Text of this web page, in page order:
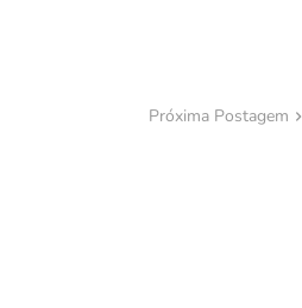
Próxima Postagem